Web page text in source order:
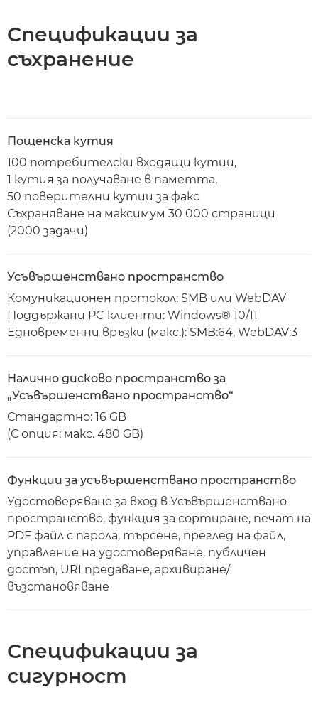
Спецификации за
съхранение
Пощенска кутия
100 потребителски входящи кутии,
1 кутия за получаване в паметта,
50 поверителни кутии за факс
Съхраняване на максимум 30 000 страници
(2000 задачи)
Усъвършенствано пространство
Комуникационен протокол: SMB или WebDAV
Поддържани PC клиенти: Windows® 10/11
Едновременни връзки (макс.): SMB:64, WebDAV:3
Налично дисково пространство за
„Усъвършенствано пространство“
Стандартно: 16 GB
(С опция: макс. 480 GB)
Функции за усъвършенствано пространство
Удостоверяване за вход в Усъвършенствано
пространство, функция за сортиране, печат на
PDF файл с парола, търсене, преглед на файл,
управление на удостоверяване, публичен
достъп, URI предаване, архивиране/
възстановяване
Спецификации за
сигурност